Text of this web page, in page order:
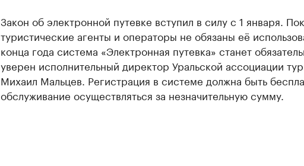
Закон об электронной путевке вступил в силу с 1 января.
туристические агенты и операторы не обязаны её
конца года система «Электронная путевка» станет
уверен исполнительный директор Уральской ассоциации
Михаил Мальцев. Регистрация в системе должна быть
обслуживание осуществляться за незначительную сумму.